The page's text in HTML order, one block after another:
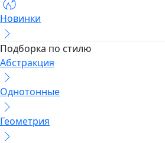
Новинки
Подборка по стилю
Абстракция
Однотонные
Геометрия